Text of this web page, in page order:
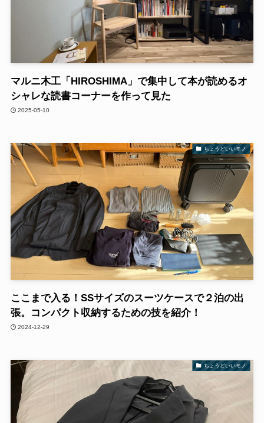
マルニ木工「HIROSHIMA」で集中して本が読めるオ
シャレな読書コーナーを作って見た
2025-05-10
ちょうどいいモノ
ここまで入る！SSサイズのスーツケースで２泊の出
張。コンパクト収納するための技を紹介！
2024-12-29
ちょうどいいモノ